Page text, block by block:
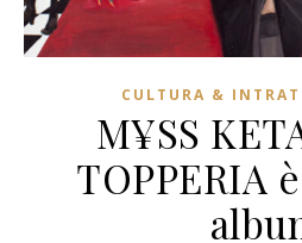
CULTURA &
M¥SS
TOPPERIA